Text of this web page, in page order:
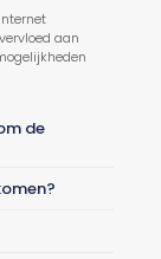
aan
de